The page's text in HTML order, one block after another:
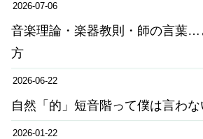
2026-07-06
音楽理論・楽器教則・師の言葉…
方
2026-06-22
自然「的」短音階って僕は言わな
2026-01-22